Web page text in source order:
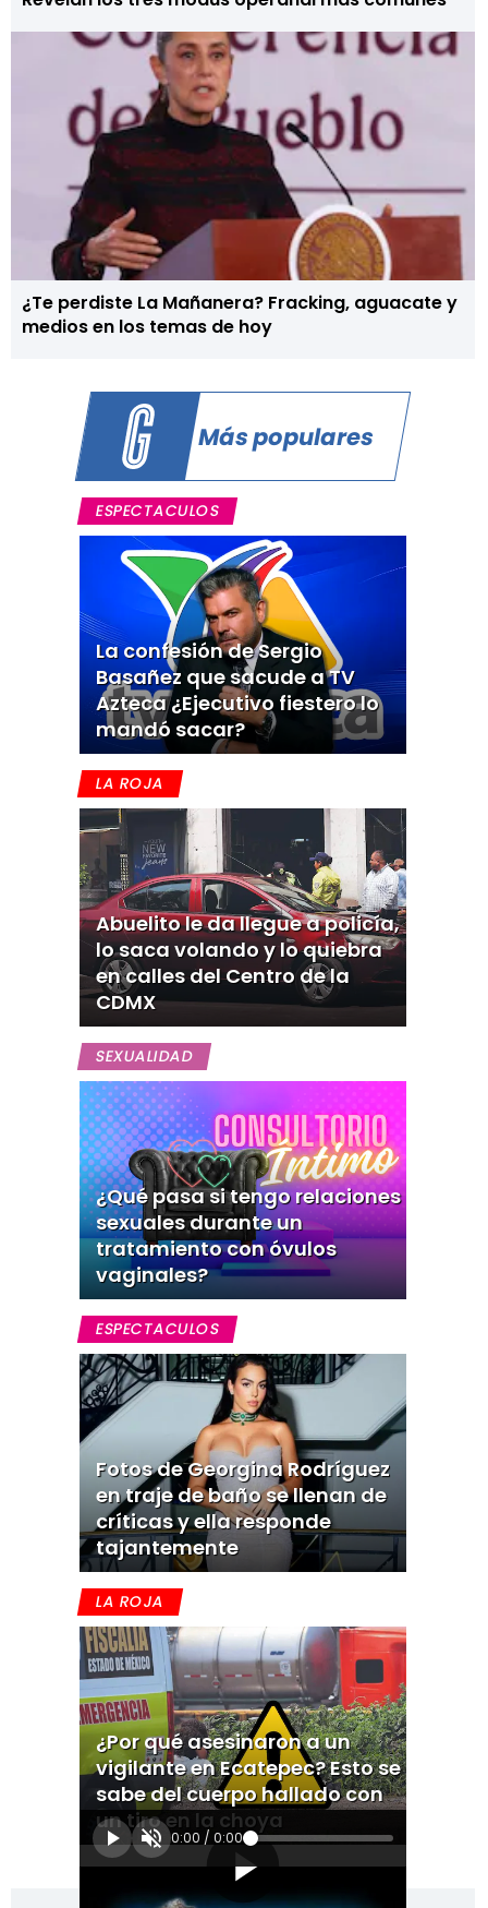
¿Te perdiste La Mañanera? Fracking, aguacate y
medios en los temas de hoy
Más populares
ESPECTACULOS
La confesión de Sergio
Basañez que sacude a TV
Azteca ¿Ejecutivo fiestero lo
mandó sacar?
LA ROJA
Abuelito le da llegue a policía,
lo saca volando y lo quiebra
en calles del Centro de la
CDMX
SEXUALIDAD
¿Qué pasa si tengo relaciones
sexuales durante un
tratamiento con óvulos
vaginales?
ESPECTACULOS
Fotos de Georgina Rodríguez
en traje de baño se llenan de
críticas y ella responde
tajantemente
LA ROJA
¿Por qué asesinaron a un
vigilante en Ecatepec? Esto se
sabe del cuerpo hallado con
un tiro en la choya
0:00 / 0:00
[Publicidad]